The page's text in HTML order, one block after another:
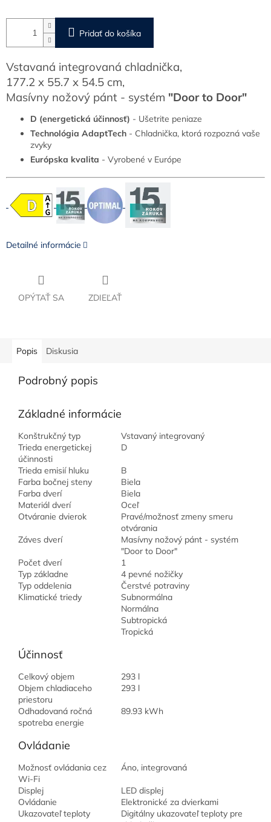
Pridať do košíka
Vstavaná integrovaná chladnička,
177.2 x 55.7 x 54.5 cm,
Masívny nožový pánt - systém "Door to Door"
D (energetická účinnosť) - Ušetrite peniaze
Technológia AdaptTech - Chladnička, ktorá rozpozná vaše
zvyky
Európska kvalita - Vyrobené v Európe
Detailné informácie
OPÝTAŤ SA ZDIEĽAŤ
Popis Diskusia
Podrobný popis
Základné informácie
Konštrukčný typ
Vstavaný integrovaný
Trieda energetickej
účinnosti
D
Trieda emisií hluku
B
Farba bočnej steny
Biela
Farba dverí
Biela
Materiál dverí
Oceľ
Otváranie dvierok
Pravé/možnosť zmeny smeru
otvárania
Záves dverí
Masívny nožový pánt - systém
"Door to Door"
Počet dverí
1
Typ základne
4 pevné nožičky
Typ oddelenia
Čerstvé potraviny
Klimatické triedy
Subnormálna
Normálna
Subtropická
Tropická
Účinnosť
Celkový objem
293 l
Objem chladiaceho
priestoru
293 l
Odhadovaná ročná
spotreba energie
89.93 kWh
Ovládanie
Možnosť ovládania cez
Wi-Fi
Áno, integrovaná
Displej
LED displej
Ovládanie
Elektronické za dvierkami
Ukazovateľ teploty
Digitálny ukazovateľ teploty pre